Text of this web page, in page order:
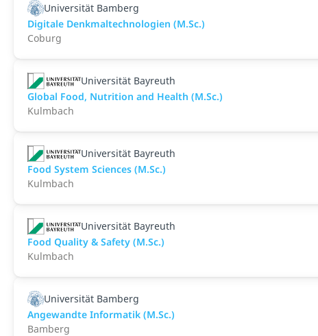
Universität Bamberg
Digitale Denkmaltechnologien (M.Sc.)
Coburg
Universität Bayreuth
Global Food, Nutrition and Health (M.Sc.)
Kulmbach
Universität Bayreuth
Food System Sciences (M.Sc.)
Kulmbach
Universität Bayreuth
Food Quality & Safety (M.Sc.)
Kulmbach
Universität Bamberg
Angewandte Informatik (M.Sc.)
Bamberg